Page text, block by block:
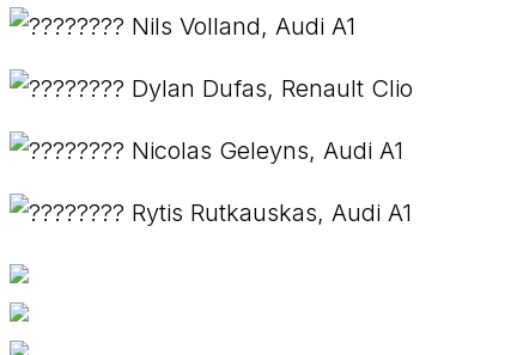
Nils Volland, Audi A1
Dylan Dufas, Renault Clio
Nicolas Geleyns, Audi A1
Rytis Rutkauskas, Audi A1